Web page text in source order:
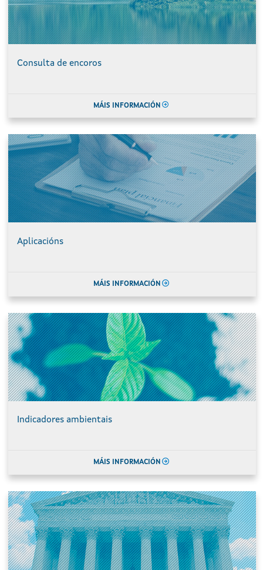
Consulta de encoros
MÁIS INFORMACIÓN
Aplicacións
MÁIS INFORMACIÓN
Indicadores ambientais
MÁIS INFORMACIÓN